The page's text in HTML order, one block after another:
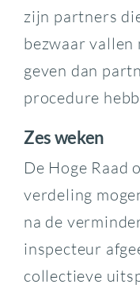
zijn partners
bezwaar vallen
geven dan
procedure
Zes weken
De Hoge Raad
verdeling
na de
inspecteur
collectieve